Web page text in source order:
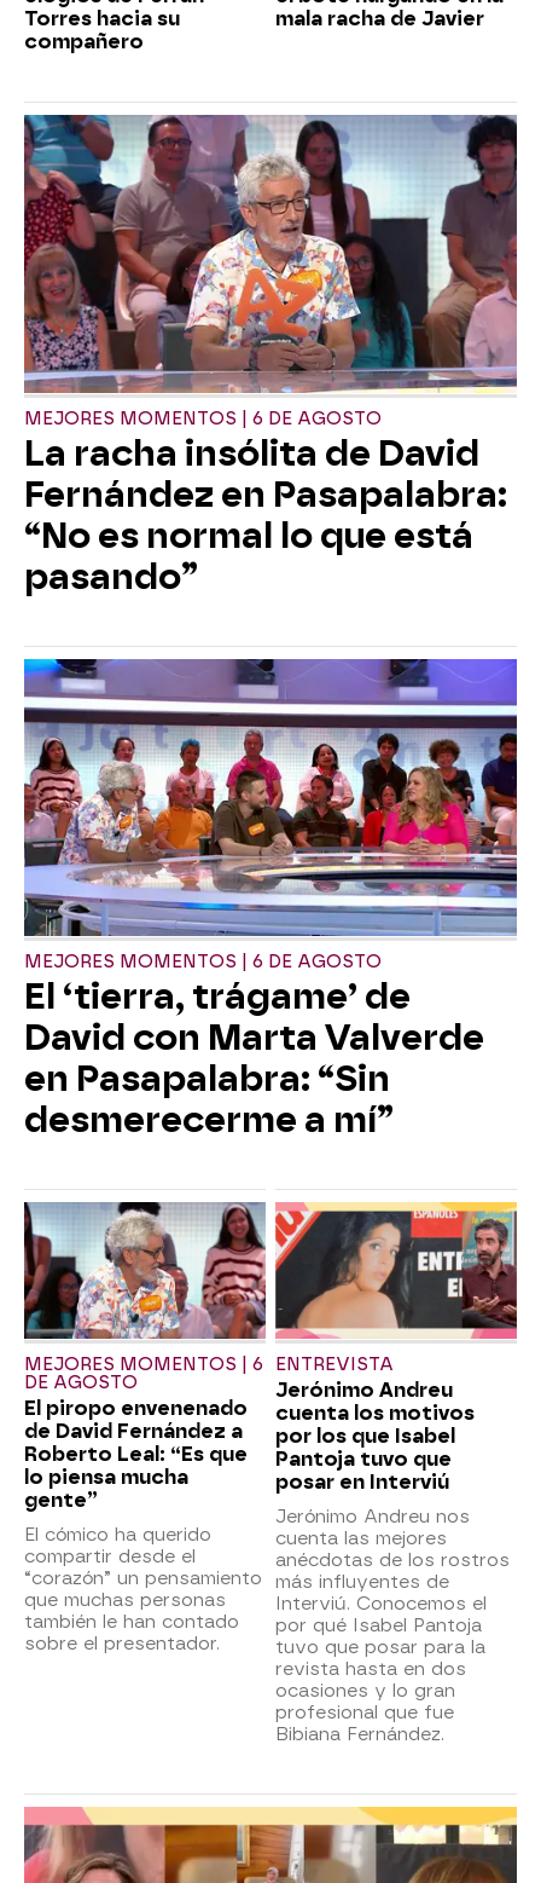
Torres hacia su
compañero
mala racha de Javier
MEJORES MOMENTOS | 6 DE AGOSTO
La racha insólita de David
Fernández en Pasapalabra:
“No es normal lo que está
pasando”
MEJORES MOMENTOS | 6 DE AGOSTO
El ‘tierra, trágame’ de
David con Marta Valverde
en Pasapalabra: “Sin
desmerecerme a mí”
MEJORES MOMENTOS | 6
DE AGOSTO
El piropo envenenado
de David Fernández a
Roberto Leal: “Es que
lo piensa mucha
gente”
El cómico ha querido
compartir desde el
“corazón” un pensamiento
que muchas personas
también le han contado
sobre el presentador.
ENTREVISTA
Jerónimo Andreu
cuenta los motivos
por los que Isabel
Pantoja tuvo que
posar en Interviú
Jerónimo Andreu nos
cuenta las mejores
anécdotas de los rostros
más influyentes de
Interviú. Conocemos el
por qué Isabel Pantoja
tuvo que posar para la
revista hasta en dos
ocasiones y lo gran
profesional que fue
Bibiana Fernández.